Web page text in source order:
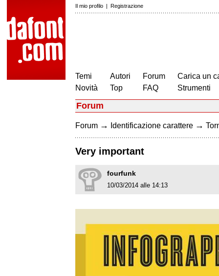
Il mio profilo | Registrazione
Temi
Novità
Autori
Top
Forum
FAQ
Carica un
Strumenti
Forum
Forum → Identificazione carattere →
Very important
fourfunk
10/03/2014 alle 14:13